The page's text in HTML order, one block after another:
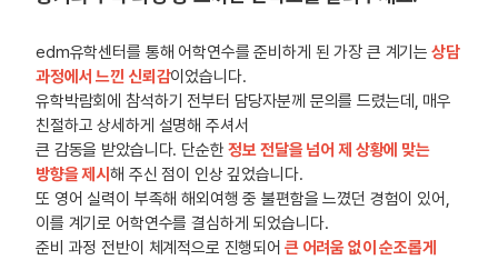
edm유학센터를 통해 어학연수를 준비하게 된 가장 큰 계기는 상담
과정에서 느낀 신뢰감이었습니다.
유학박람회에 참석하기 전부터 담당자분께 문의를 드렸는데, 매우
친절하고 상세하게 설명해 주셔서
큰 감동을 받았습니다. 단순한정보 전달을 넘어 제 상황에 맞는
방향을 제시해 주신 점이 인상 깊었습니다.
또 영어 실력이 부족해 해외여행 중 불편함을 느꼈던 경험이 있어,
이를 계기로 어학연수를 결심하게 되었습니다.
준비 과정 전반이 체계적으로 진행되어 큰 어려움 없이 순조롭게